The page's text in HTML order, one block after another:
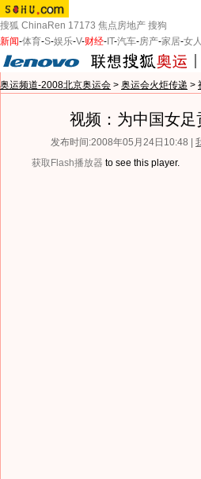
搜狐 ChinaRen 17173 焦点房地产 搜狗
新闻-体育-S-娱乐-V-财经- IT-汽车-房产-家居-女人
奥运频道-2008北京奥运会 > 奥运会火炬传递 >
视频：为中国女
发布时间:2008年05月24日10:48 |
获取Flash播放器 to see this player.